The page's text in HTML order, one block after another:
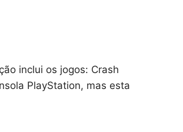
inclui os jogos: Crash
PlayStation, mas esta